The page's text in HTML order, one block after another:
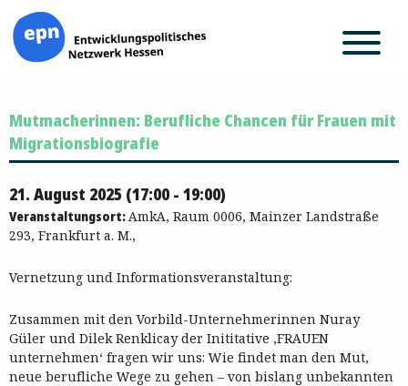
Inhalt
springen
Mutmacherinnen: Berufliche Chancen für Frauen mit
Migrationsbiografie
21. August 2025 (17:00 - 19:00)
Veranstaltungsort:AmkA, Raum 0006, Mainzer Landstraße
293, Frankfurt a. M.,
Vernetzung und Informationsveranstaltung:
Zusammen mit den Vorbild-Unternehmerinnen Nuray
Güler und Dilek Renklicay der Inititative ‚FRAUEN
unternehmen‘ fragen wir uns: Wie findet man den Mut,
neue berufliche Wege zu gehen – von bislang unbekannten